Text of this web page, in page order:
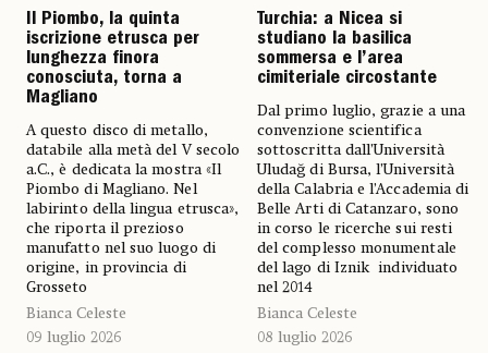
Il Piombo, la quinta
iscrizione etrusca per
lunghezza finora
conosciuta, torna a
Magliano
A questo disco di metallo,
databile alla metà del V secolo
a.C., è dedicata la mostra «Il
Piombo di Magliano. Nel
labirinto della lingua etrusca»,
che riporta il prezioso
manufatto nel suo luogo di
origine, in provincia di
Grosseto
Bianca Celeste
09 luglio 2026
Turchia: a Nicea si
studiano la basilica
sommersa e l’area
cimiteriale circostante
Dal primo luglio, grazie a una
convenzione scientifica
sottoscritta dall’Università
Uludağ di Bursa, l’Università
della Calabria e l’Accademia di
Belle Arti di Catanzaro, sono
in corso le ricerche sui resti
del complesso monumentale
del lago di Iznik individuato
nel 2014
Bianca Celeste
08 luglio 2026